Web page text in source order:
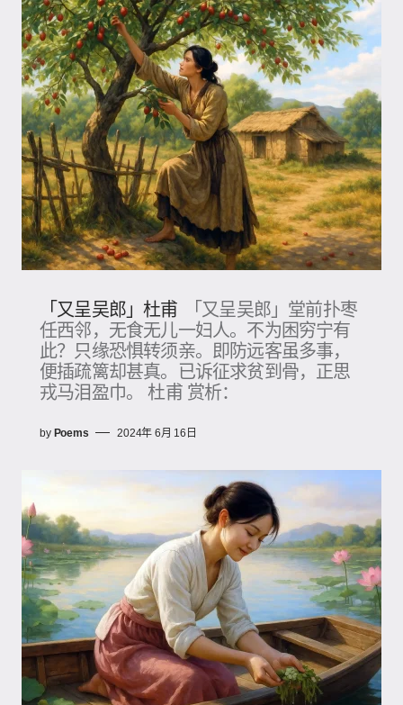
「又呈吴郎」杜甫
「又呈吴郎」堂前扑枣
任西邻，无食无儿一妇人。不为困穷宁有
此？只缘恐惧转须亲。即防远客虽多事，
便插疏篱却甚真。已诉征求贫到骨，正思
戎马泪盈巾。 杜甫 赏析：
by Poems 2024年 6月 16日